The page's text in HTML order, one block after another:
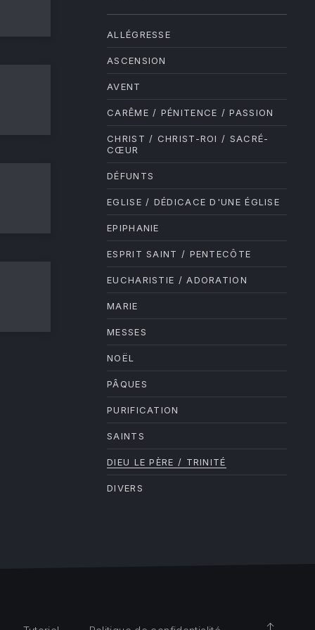
ALLÉGRESSE
ASCENSION
AVENT
CARÊME / PÉNITENCE / PASSION
CHRIST / CHRIST-ROI / SACRÉ-
CŒUR
DÉFUNTS
EGLISE / DÉDICACE D'UNE ÉGLISE
EPIPHANIE
ESPRIT SAINT / PENTECÔTE
EUCHARISTIE / ADORATION
MARIE
MESSES
NOËL
PÂQUES
PURIFICATION
SAINTS
DIEU LE PÈRE / TRINITÉ
DIVERS